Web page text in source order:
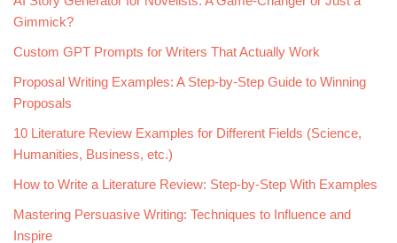
Gimmick?
Custom GPT Prompts for Writers That Actually Work
Proposal Writing Examples: A Step-by-Step Guide to Winning
Proposals
10 Literature Review Examples for Different Fields (Science,
Humanities, Business, etc.)
How to Write a Literature Review: Step-by-Step With Examples
Mastering Persuasive Writing: Techniques to Influence and
Inspire